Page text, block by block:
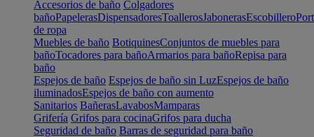
Accesorios de baño Colgadores
bañoPapelerasDispensadoresToallerosJabonerasEscobillero
de ropa
Muebles de baño BotiquinesConjuntos de muebles para
bañoTocadores para bañoArmarios para bañoRepisa para
baño
Espejos de baño Espejos de baño sin LuzEspejos de baño
iluminadosEspejos de baño con aumento
Sanitarios BañerasLavabosMamparas
Grifería Grifos para cocinaGrifos para ducha
Seguridad de baño Barras de seguridad para baño